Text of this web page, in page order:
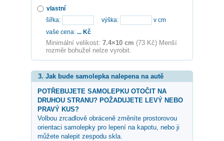
vlastní
šířka:
výška:
v cm
vaše cena: ... Kč
Minimální velikost: 7.4×10 cm (73 Kč) Menší
rozměr bohužel nelze vyrobit.
3. Jak bude samolepka nalepena na autě
POTŘEBUJETE SAMOLEPKU OTOČIT NA
DRUHOU STRANU? POŽADUJETE LEVÝ NEBO
PRAVÝ KUS?
Volbou zrcadlově obráceně změníte prostorovou
orientaci samolepky pro lepení na kapotu, nebo ji
můžete nalepit zespodu skla.